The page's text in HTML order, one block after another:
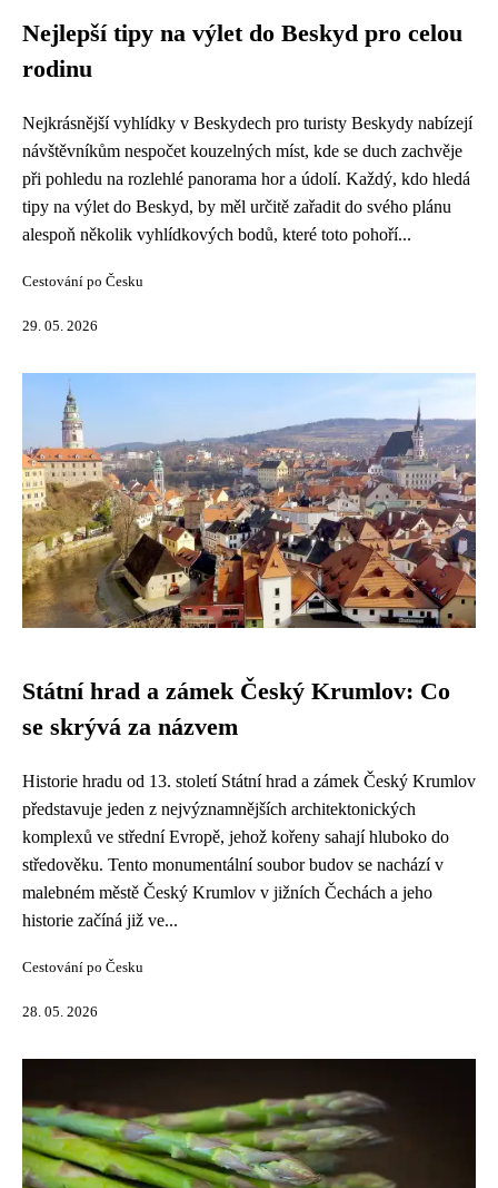
Nejlepší tipy na výlet do Beskyd pro celou
rodinu
Nejkrásnější vyhlídky v Beskydech pro turisty Beskydy nabízejí
návštěvníkům nespočet kouzelných míst, kde se duch zachvěje
při pohledu na rozlehlé panorama hor a údolí. Každý, kdo hledá
tipy na výlet do Beskyd, by měl určitě zařadit do svého plánu
alespoň několik vyhlídkových bodů, které toto pohoří...
Cestování po Česku
29. 05. 2026
Státní hrad a zámek Český Krumlov: Co
se skrývá za názvem
Historie hradu od 13. století Státní hrad a zámek Český Krumlov
představuje jeden z nejvýznamnějších architektonických
komplexů ve střední Evropě, jehož kořeny sahají hluboko do
středověku. Tento monumentální soubor budov se nachází v
malebném městě Český Krumlov v jižních Čechách a jeho
historie začíná již ve...
Cestování po Česku
28. 05. 2026